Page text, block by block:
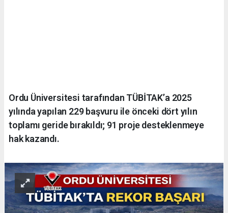
Ordu Üniversitesi tarafından TÜBİTAK’a 2025
yılında yapılan 229 başvuru ile önceki dört yılın
toplamı geride bırakıldı; 91 proje desteklenmeye
hak kazandı.